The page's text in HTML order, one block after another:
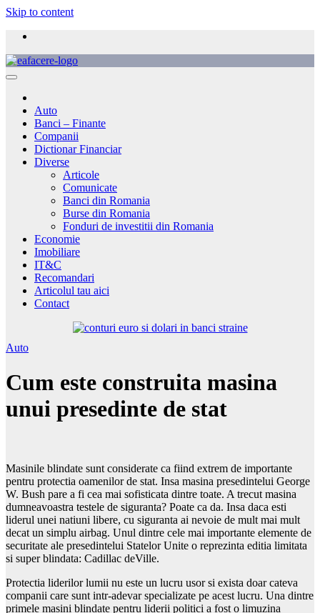
Skip to content
Auto
Banci – Finante
Companii
Dictionar Financiar
Diverse
Articole
Comunicate
Banci din Romania
Burse din Romania
Fonduri de investitii din Romania
Economie
Imobiliare
IT&C
Recomandari
Articolul tau aici
Contact
Auto
Cum este construita masina
unui presedinte de stat
Masinile blindate sunt considerate ca fiind extrem de importante
pentru protectia oamenilor de stat. Insa masina presedintelui George
W. Bush pare a fi cea mai sofisticata dintre toate. A trecut masina
dumneavoastra testele de siguranta? Poate ca da. Insa daca esti
liderul unei natiuni libere, cu siguranta ai nevoie de mult mai mult
decat un simplu airbag. Unul dintre cele mai importante elemente de
securitate ale presedintelui Statelor Unite o reprezinta editia limitata
si super blindata: Cadillac deVille.
Protectia liderilor lumii nu este un lucru usor si exista doar cateva
companii care sunt intr-adevar specializate pe acest lucru. Una dintre
primele masini blindate pentru liderii politici a fost o limuzina